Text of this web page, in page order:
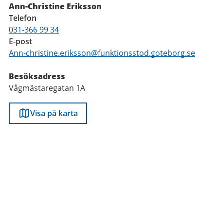
Ann-Christine Eriksson
Telefon
031-366 99 34
E-post
Ann-christine.eriksson@funktionsstod.goteborg.se
Besöksadress
Vågmästaregatan 1A
Visa på karta